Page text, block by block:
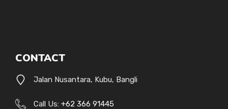
CONTACT
Jalan Nusantara, Kubu, Bangli
Call Us: +62 366 91445